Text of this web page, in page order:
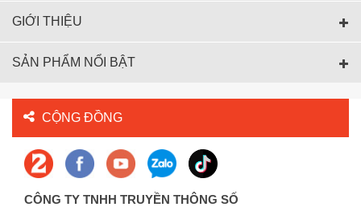
GIỚI THIỆU
SẢN PHẨM NỔI BẬT
CỘNG ĐỒNG
CÔNG TY TNHH TRUYỀN THÔNG SỐ